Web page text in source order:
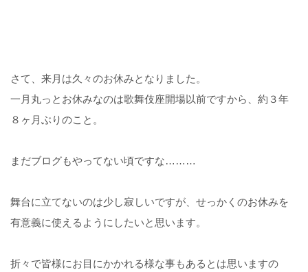
さて、来月は久々のお休みとなりました。
一月丸っとお休みなのは歌舞伎座開場以前ですから、約３年
８ヶ月ぶりのこと。
まだブログもやってない頃ですな………
舞台に立てないのは少し寂しいですが、せっかくのお休みを
有意義に使えるようにしたいと思います。
折々で皆様にお目にかかれる様な事もあるとは思いますの